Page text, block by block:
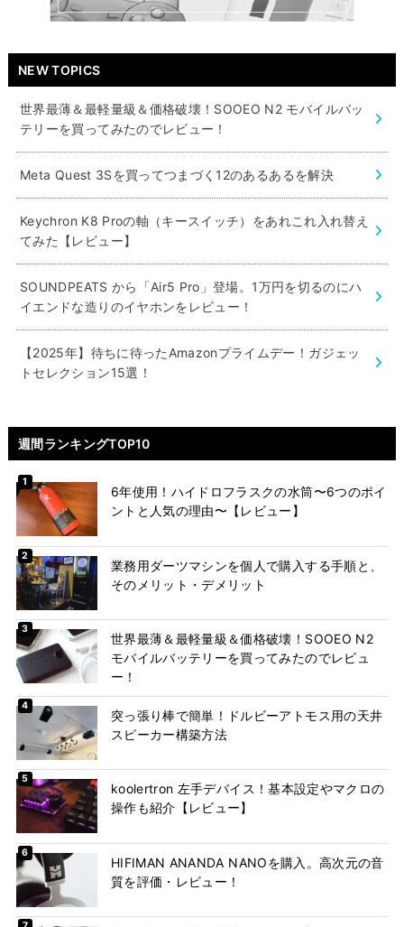
NEW TOPICS
世界最薄＆最軽量級＆価格破壊！SOOEO N2 モバイルバッ
テリーを買ってみたのでレビュー！
Meta Quest 3Sを買ってつまづく12のあるあるを解決
Keychron K8 Proの軸（キースイッチ）をあれこれ入れ替え
てみた【レビュー】
SOUNDPEATS から「Air5 Pro」登場。1万円を切るのにハ
イエンドな造りのイヤホンをレビュー！
【2025年】待ちに待ったAmazonプライムデー！ガジェッ
トセレクション15選！
週間ランキングTOP10
6年使用！ハイドロフラスクの水筒〜6つのポイ
ントと人気の理由〜【レビュー】
業務用ダーツマシンを個人で購入する手順と、
そのメリット・デメリット
世界最薄＆最軽量級＆価格破壊！SOOEO N2
モバイルバッテリーを買ってみたのでレビュ
ー！
突っ張り棒で簡単！ドルビーアトモス用の天井
スピーカー構築方法
koolertron 左手デバイス！基本設定やマクロの
操作も紹介【レビュー】
HIFIMAN ANANDA NANOを購入。高次元の音
質を評価・レビュー！